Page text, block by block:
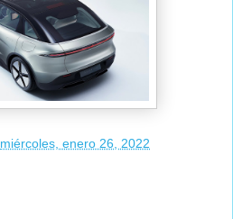
miércoles, enero 26, 2022